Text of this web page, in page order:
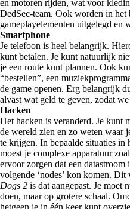
en motoren rijden, wat voor
DedSec-team. Ook worden in het
gameplayelementen uitgelegd en
Smartphone
Je telefoon is heel belangrijk.
kunt betalen. Je kunt natuurlijk
je een route kunt plannen. Ook
“bestellen”, een
de game openen. Erg belangrijk
alvast wat geld te geven, zodat
Hacken
Het hacken is veranderd. Je kunt
de wereld zien en zo weten waar
te krijgen. In bepaalde situaties in
moest je complexe apparatuur
ervoor zorgen dat een datastroom
volgende ‘nodes’ kon komen.
Dogs 2 is dat aangepast. Je moet
doen, maar op grotere schaal.
hetgeen je in één keer kunt